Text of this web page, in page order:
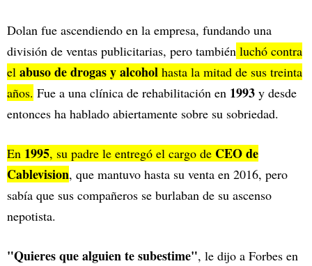
Dolan fue ascendiendo en la empresa, fundando una
división de ventas publicitarias, pero también luchó contra
el abuso de drogas y alcohol hasta la mitad de sus treinta
años. Fue a una clínica de rehabilitación en 1993 y desde
entonces ha hablado abiertamente sobre su sobriedad.
En 1995, su padre le entregó el cargo de CEO de
Cablevision, que mantuvo hasta su venta en 2016, pero
sabía que sus compañeros se burlaban de su ascenso
nepotista.
"Quieres que alguien te subestime", le dijo a Forbes en